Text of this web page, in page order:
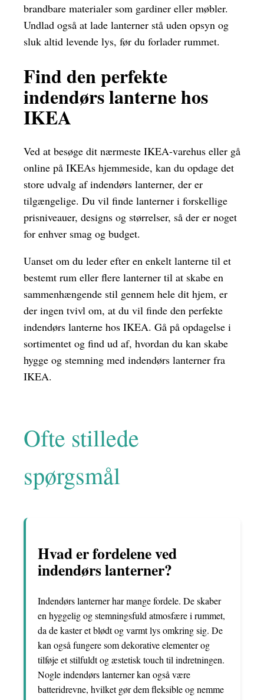
brandbare materialer som gardiner eller møbler.
Undlad også at lade lanterner stå uden opsyn og
sluk altid levende lys, før du forlader rummet.
Find den perfekte
indendørs lanterne hos
IKEA
Ved at besøge dit nærmeste IKEA-varehus eller gå
online på IKEAs hjemmeside, kan du opdage det
store udvalg af indendørs lanterner, der er
tilgængelige. Du vil finde lanterner i forskellige
prisniveauer, designs og størrelser, så der er noget
for enhver smag og budget.
Uanset om du leder efter en enkelt lanterne til et
bestemt rum eller flere lanterner til at skabe en
sammenhængende stil gennem hele dit hjem, er
der ingen tvivl om, at du vil finde den perfekte
indendørs lanterne hos IKEA. Gå på opdagelse i
sortimentet og find ud af, hvordan du kan skabe
hygge og stemning med indendørs lanterner fra
IKEA.
Ofte stillede
spørgsmål
Hvad er fordelene ved
indendørs lanterner?
Indendørs lanterner har mange fordele. De skaber
en hyggelig og stemningsfuld atmosfære i rummet,
da de kaster et blødt og varmt lys omkring sig. De
kan også fungere som dekorative elementer og
tilføje et stilfuldt og æstetisk touch til indretningen.
Nogle indendørs lanterner kan også være
batteridrevne, hvilket gør dem fleksible og nemme